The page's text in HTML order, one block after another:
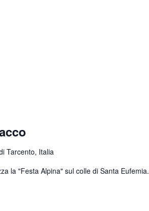
Tarcento, Italia
la "Festa Alpina" sul colle di Santa Eufemia.